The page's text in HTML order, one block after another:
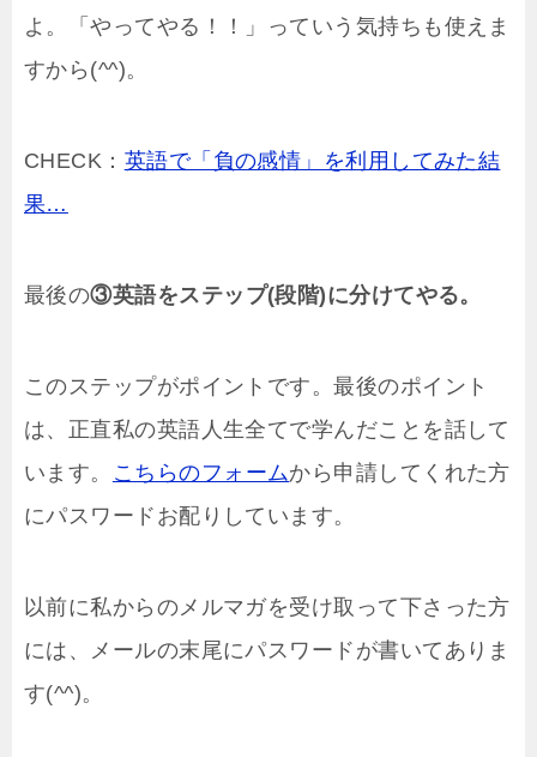
よ。「やってやる！！」っていう気持ちも使えま
すから(^^)。
CHECK： 英語で「負の感情」を利用してみた結
果…
最後の③英語をステップ(段階)に分けてやる。
このステップがポイントです。最後のポイント
は、正直私の英語人生全てで学んだことを話して
います。
こちらのフォームから申請してくれた方
にパスワードお配りしています。
以前に私からのメルマガを受け取って下さった方
には、メールの末尾にパスワードが書いてありま
す(^^)。